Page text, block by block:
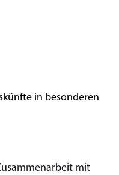
in besonderen
mit